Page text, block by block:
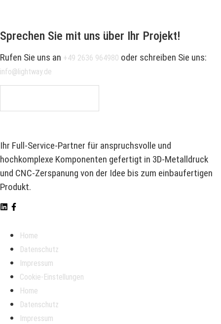
Sprechen Sie mit uns über Ihr Projekt!
Rufen Sie uns an +49 2636 964980 oder schreiben Sie uns:
info@lightway.de
Ihr Full-Service-Partner für anspruchsvolle und
hochkomplexe Komponenten gefertigt in 3D-Metalldruck
und CNC-Zerspanung von der Idee bis zum einbaufertigen
Produkt.
Home
Datenschutz
Impressum
Cookie-Einstellungen
Home
Datenschutz
Impressum